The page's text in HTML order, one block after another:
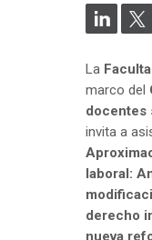
La
marco del
docentes
invita a
laboral:
derecho
nueva